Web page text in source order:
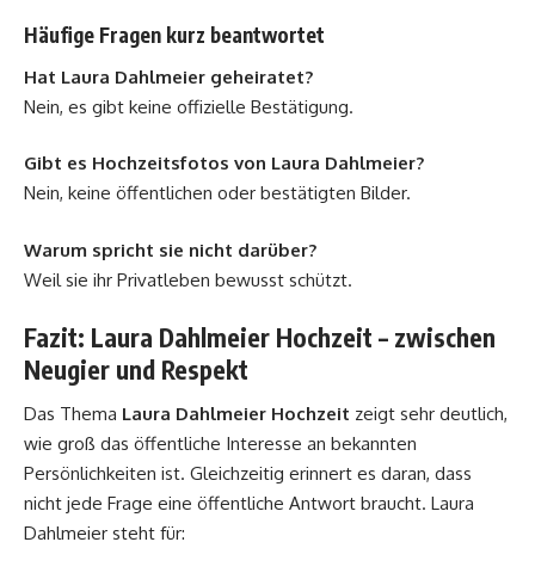
Häufige Fragen kurz beantwortet
Hat Laura Dahlmeier geheiratet?
Nein, es gibt keine offizielle Bestätigung.
Gibt es Hochzeitsfotos von Laura Dahlmeier?
Nein, keine öffentlichen oder bestätigten Bilder.
Warum spricht sie nicht darüber?
Weil sie ihr Privatleben bewusst schützt.
Fazit: Laura Dahlmeier Hochzeit – zwischen
Neugier und Respekt
Das Thema Laura Dahlmeier Hochzeit zeigt sehr deutlich,
wie groß das öffentliche Interesse an bekannten
Persönlichkeiten ist. Gleichzeitig erinnert es daran, dass
nicht jede Frage eine öffentliche Antwort braucht. Laura
Dahlmeier steht für: